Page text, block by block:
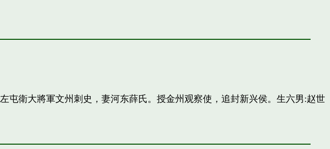
衛大將軍文州刺史，妻河东薛氏。授金州观察使，追封新兴侯。生六男:赵世